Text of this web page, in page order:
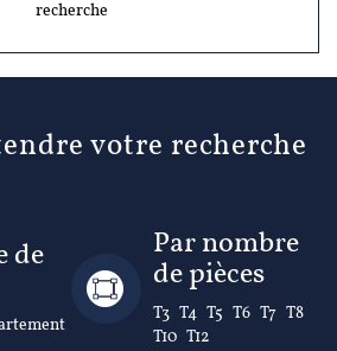
recherche
votre recherche
de
Par nombre
de pièces
T3 T4 T5 T6 T7 T8
T10 T12